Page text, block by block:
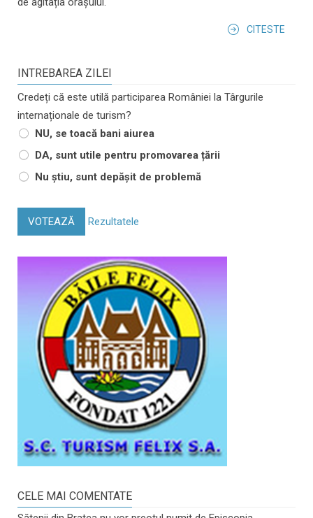
CITESTE
INTREBAREA ZILEI
Credeți că este utilă participarea României la Târgurile
internaționale de turism?
NU, se toacă bani aiurea
DA, sunt utile pentru promovarea țării
Nu știu, sunt depășit de problemă
VOTEAZĂ Rezultatele
CELE MAI COMENTATE